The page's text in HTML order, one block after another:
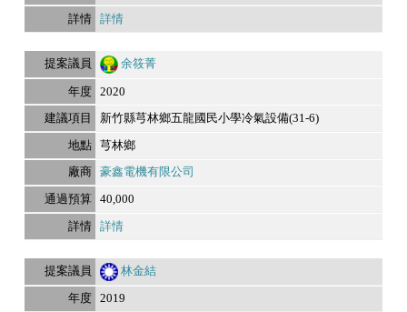
詳情
余筱菁
2020
新竹縣芎林鄉五龍國民小學冷氣設備(31-6)
芎林鄉
豪鑫電機有限公司
40,000
詳情
林金結
2019